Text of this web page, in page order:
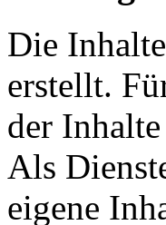
Die
erstellt.
der
Als
eigene